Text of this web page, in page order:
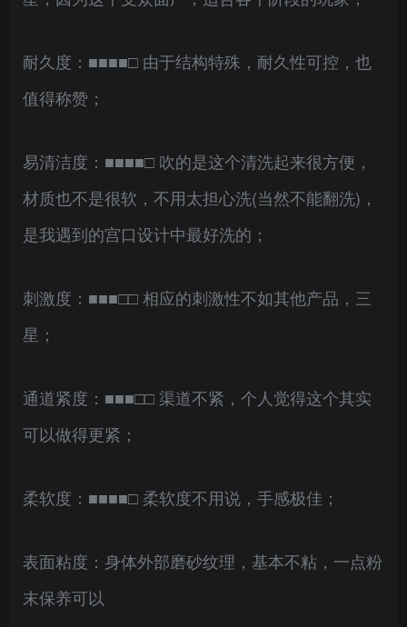
耐久度：■■■■□ 由于结构特殊，耐久性可控，也
值得称赞；
易清洁度：■■■■□ 吹的是这个清洗起来很方便，
材质也不是很软，不用太担心洗(当然不能翻洗)，
是我遇到的宫口设计中最好洗的；
刺激度：■■■□□ 相应的刺激性不如其他产品，三
星；
通道紧度：■■■□□ 渠道不紧，个人觉得这个其实
可以做得更紧；
柔软度：■■■■□ 柔软度不用说，手感极佳；
表面粘度：身体外部磨砂纹理，基本不粘，一点粉
末保养可以